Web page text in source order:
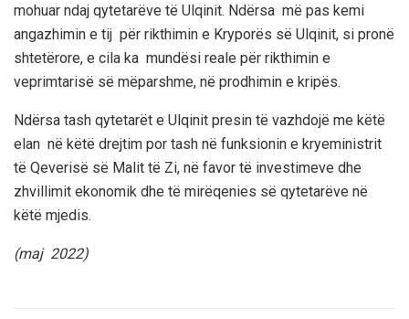
mohuar ndaj qytetarëve të Ulqinit. Ndërsa më pas kemi
angazhimin e tij për rikthimin e Kryporës së Ulqinit, si pronë
shtetërore, e cila ka mundësi reale për rikthimin e
veprimtarisë së mëparshme, në prodhimin e kripës.
Ndërsa tash qytetarët e Ulqinit presin të vazhdojë me këtë
elan në këtë drejtim por tash në funksionin e kryeministrit
të Qeverisë së Malit të Zi, në favor të investimeve dhe
zhvillimit ekonomik dhe të mirëqenies së qytetarëve në
këtë mjedis.
(maj 2022)